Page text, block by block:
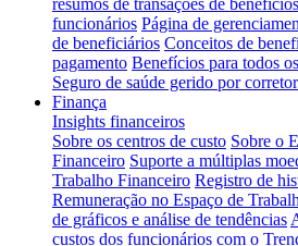
funcionários Página de
de beneficiários Conceitos de
pagamento Benefícios para todos
Seguro de saúde gerido por corretor
Finança
Insights financeiros
Sobre os centros de custo Sobre o
Financeiro Suporte a múltiplas
Trabalho Financeiro Registro de
Remuneração no Espaço de
de gráficos e análise de tendências
custos dos funcionários com o